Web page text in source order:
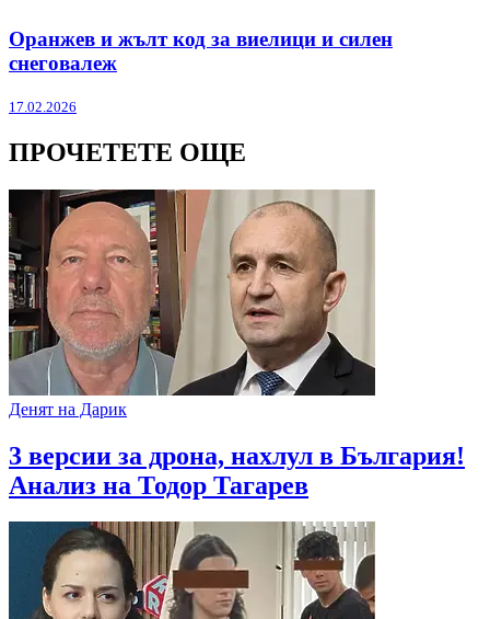
Оранжев и жълт код за виелици и силен
снеговалеж
17.02.2026
ПРОЧЕТЕТЕ ОЩЕ
Денят на Дарик
3 версии за дрона, нахлул в България!
Анализ на Тодор Тагарев